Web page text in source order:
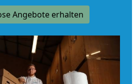
Angebote erhalten